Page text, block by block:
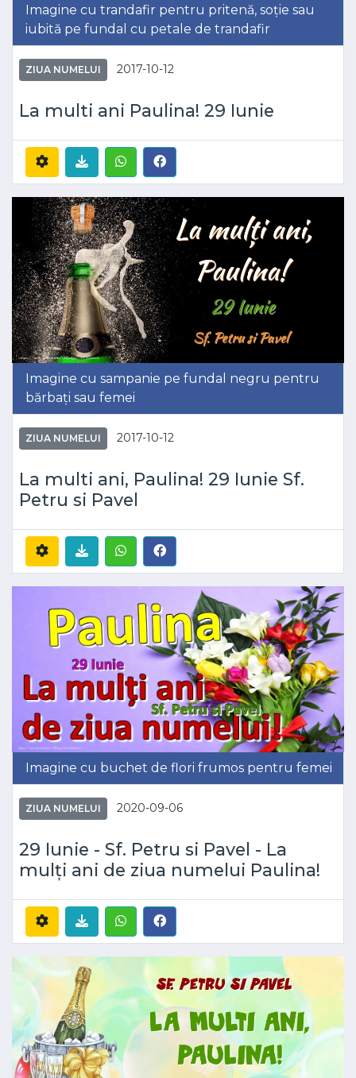
Imagine cu trandafir pentru pritenă, soție sau
iubită pe fundal cu petale de trandafir
ZIUA NUMELUI 2017-10-12
La multi ani Paulina! 29 Iunie
Imagine cu sampanie pe fundal negru pentru
bărbați sau femei
ZIUA NUMELUI 2017-10-12
La multi ani, Paulina! 29 Iunie Sf.
Petru si Pavel
Imagine cu buchet de flori frumos pentru femei
ZIUA NUMELUI 2020-09-06
29 Iunie - Sf. Petru si Pavel - La
mulți ani de ziua numelui Paulina!